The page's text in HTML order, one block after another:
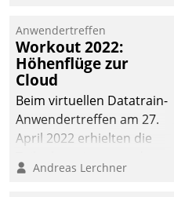
Anwendertreffen
Workout 2022:
Höhenflüge zur
Cloud
Beim virtuellen Datatrain-
Anwendertreffen am 27.
April 2022 erhielten die
Teilnehmer kurzweilige
Andreas Lerchner